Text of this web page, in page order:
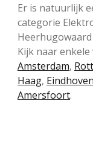
Er is natuurlijk
categorie
Kijk naar
Amsterdam,
Haag, Eindhoven
Amersfoort.